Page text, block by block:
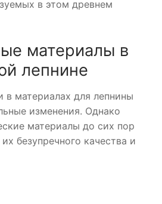
в этом древнем
материалы в
лепнине
в материалах для лепнины
изменения. Однако
материалы до сих пор
безупречного качества и